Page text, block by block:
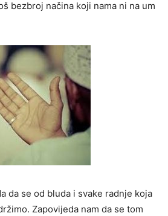
bezbroj načina koji nama ni na um
da se od bluda i svake radnje koja
Zapovijeda nam da se tom